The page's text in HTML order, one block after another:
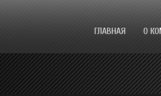
ГЛАВНАЯ О